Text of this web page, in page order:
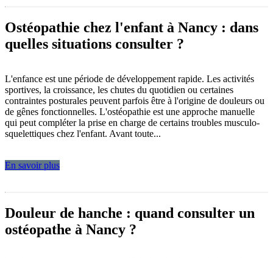
Ostéopathie chez l'enfant à Nancy : dans
quelles situations consulter ?
L'enfance est une période de développement rapide. Les activités
sportives, la croissance, les chutes du quotidien ou certaines
contraintes posturales peuvent parfois être à l'origine de douleurs ou
de gênes fonctionnelles. L'ostéopathie est une approche manuelle
qui peut compléter la prise en charge de certains troubles musculo-
squelettiques chez l'enfant. Avant toute...
En savoir plus
Douleur de hanche : quand consulter un
ostéopathe à Nancy ?